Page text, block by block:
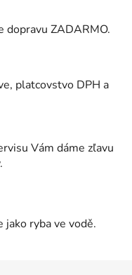
dopravu ZADARMO.
platcovstvo DPH a
Vám dáme zľavu
ryba ve vodě.